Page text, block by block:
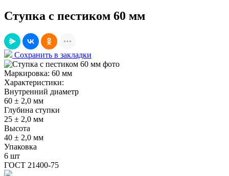
Ступка с пестиком 60 мм
Сохранить в закладки
Маркировка: 60 мм
Характеристики:
Внутренний диаметр
60 ± 2,0 мм
Глубина ступки
25 ± 2,0 мм
Высота
40 ± 2,0 мм
Упаковка
6 шт
ГОСТ 21400-75